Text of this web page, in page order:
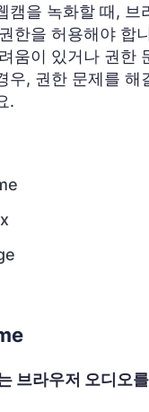
캠을 녹화할 때, 브
한을 허용해야 합
움이 있거나 권한
우, 권한 문제를 해
.
브라우저 오디오